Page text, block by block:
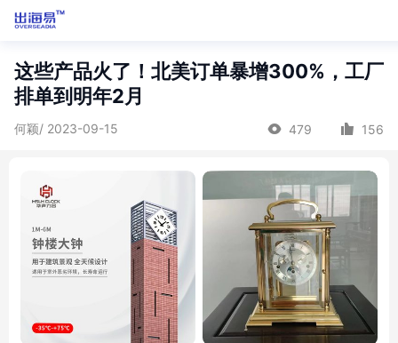
这些产品火了！北美订单暴增300%，工厂
排单到明年2月
何颖/ 2023-09-15 479 156